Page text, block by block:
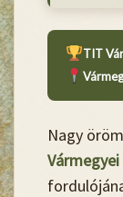
TIT
Nagy